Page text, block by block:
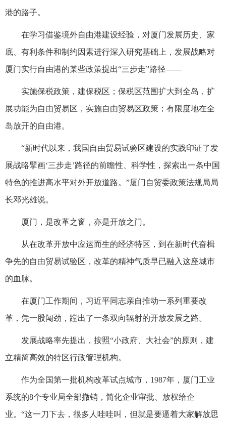
港的路子。
在学习借鉴境外自由港建设经验，对厦门发展历史、家
底、有利条件和制约因素进行深入研究基础上，发展战略对
厦门实行自由港的某些政策提出“三步走”路径——
实施保税政策，建保税区；保税区范围扩大到全岛，扩
展功能为自由贸易区，实施自由贸易区政策；有限度地在全
岛放开的自由港。
“新时代以来，我国自由贸易试验区建设的实践印证了发
展战略擘画‘三步走’路径的前瞻性、科学性，探索出一条中国
特色的推进高水平对外开放道路。”厦门自贸委政策法规局局
长邓光雄说。
厦门，是改革之窗，亦是开放之门。
从在改革开放中应运而生的经济特区，到在新时代奋楫
争先的自由贸易试验区，改革的精神气质早已融入这座城市
的血脉。
在厦门工作期间，习近平同志亲自推动一系列重要改
革，凭一股闯劲，蹚出了一条双向辐射的开放发展之路。
发展战略率先提出，按照“小政府、大社会”的原则，建
立精简高效的特区行政管理机构。
作为全国第一批机构改革试点城市，1987年，厦门工业
系统的8个专业局全部撤销，简化企业审批、放权给企
业。“这一刀下去，很多人哇哇叫，但就是要逼着大家解放思